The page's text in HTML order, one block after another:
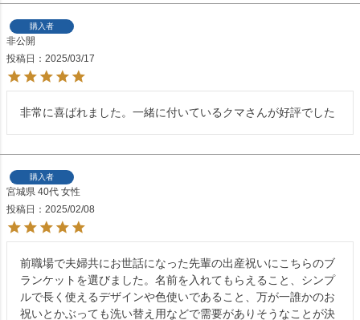
購入者
非公開
投稿日
2025/03/17
非常に喜ばれました。一緒に付いているクマさんが好評でした
購入者
宮城県 40代 女性
投稿日
2025/02/08
前職場で夫婦共にお世話になった先輩の出産祝いにこちらのブ
ランケットを選びました。名前を入れてもらえること、シンプ
ルで長く使えるデザインや色使いであること、万が一誰かのお
祝いとかぶっても洗い替え用などで需要がありそうなことが決